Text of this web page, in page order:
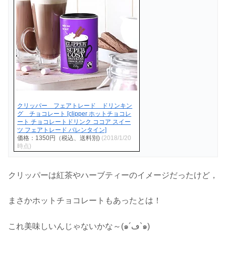
クリッパー フェアトレード ドリンキン
グ チョコレート [clipper ホットチョコレ
ート チョコレートドリンク ココア スイー
ツ フェアトレード バレンタイン]
価格：1350円（税込、送料別) (2018/1/20
時点)
クリッパーは紅茶やハーブティーのイメージだったけど，
まさかホットチョコレートもあったとは！
これ美味しいんじゃないかな～(๑´ڡ`๑)